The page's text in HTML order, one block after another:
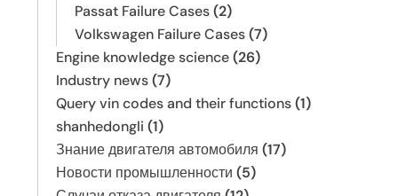
Passat Failure Cases(2)
Volkswagen Failure Cases(7)
Engine knowledge science(26)
Industry news(7)
Query vin codes and their functions(1)
shanhedongli (1)
Знание двигателя автомобиля (17)
Новости промышленности (5)